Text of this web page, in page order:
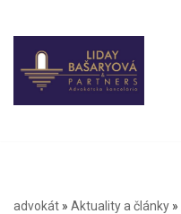
Preskočiť
na
obsah
advokát » Aktuality a články »